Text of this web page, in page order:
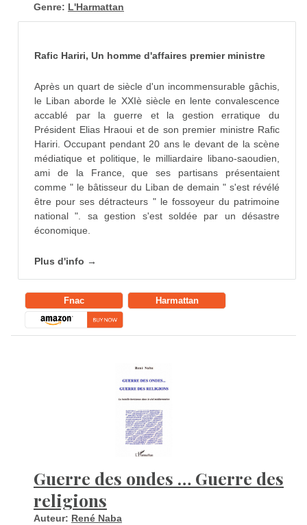
Genre: L'Harmattan
Rafic Hariri, Un homme d'affaires premier ministre
Après un quart de siècle d'un incommensurable gâchis,
le Liban aborde le XXIè siècle en lente convalescence
accablé par la guerre et la gestion erratique du
Président Elias Hraoui et de son premier ministre Rafic
Hariri. Occupant pendant 20 ans le devant de la scène
médiatique et politique, le milliardaire libano-saoudien,
ami de la France, que ses partisans présentaient
comme " le bâtisseur du Liban de demain " s'est révélé
être pour ses détracteurs " le fossoyeur du patrimoine
national ". sa gestion s'est soldée par un désastre
économique.
Plus d'info →
Fnac Harmattan
Guerre des ondes … Guerre des
religions
Auteur: René Naba